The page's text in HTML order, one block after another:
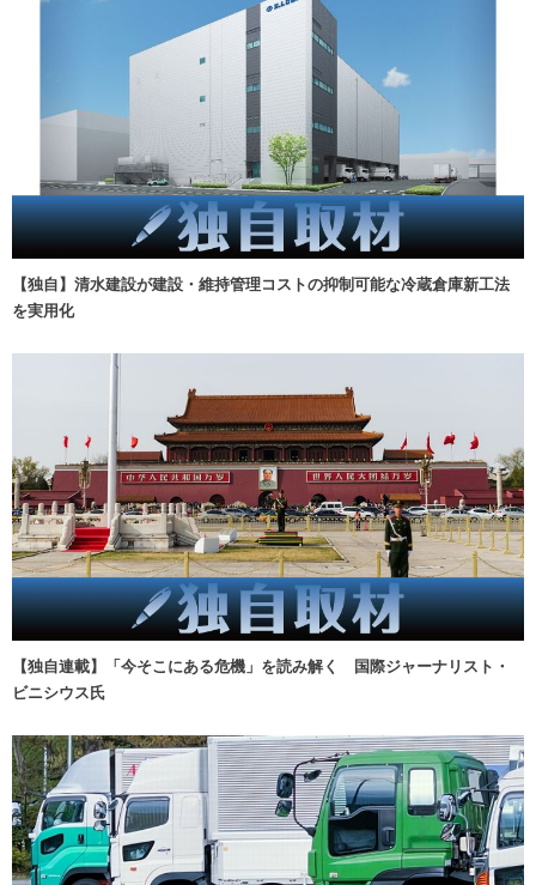
【独自】清水建設が建設・維持管理コストの抑制可能な冷蔵倉庫新工法
を実用化
【独自連載】「今そこにある危機」を読み解く 国際ジャーナリスト・
ビニシウス氏